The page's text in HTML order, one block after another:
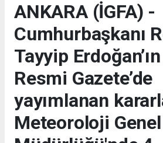
ANKARA (İGFA) -
Cumhurbaşkanı
Tayyip
Resmi Gazete’de
yayımlanan
Meteoroloji Genel